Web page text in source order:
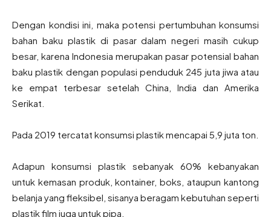
Dengan kondisi ini, maka potensi pertumbuhan konsumsi
bahan baku plastik di pasar dalam negeri masih cukup
besar, karena Indonesia merupakan pasar potensial bahan
baku plastik dengan populasi penduduk 245 juta jiwa atau
ke empat terbesar setelah China, India dan Amerika
Serikat.
Pada 2019 tercatat konsumsi plastik mencapai 5,9 juta ton.
Adapun konsumsi plastik sebanyak 60% kebanyakan
untuk kemasan produk, kontainer, boks, ataupun kantong
belanja yang fleksibel, sisanya beragam kebutuhan seperti
plastik film juga untuk pipa.